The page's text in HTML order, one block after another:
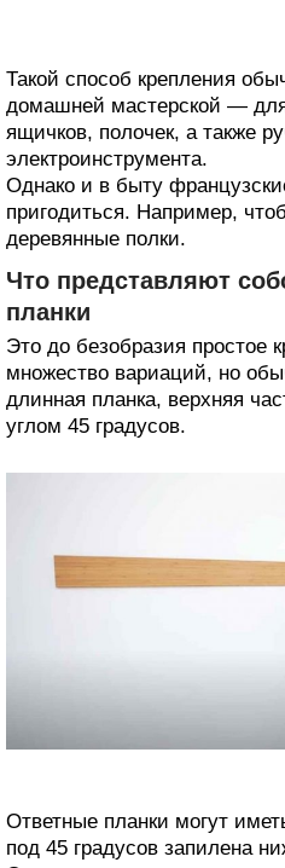
Такой способ крепления
домашней мастерской — для
ящичков, полочек, а также
электроинструмента.
Однако и в быту
пригодиться. Например,
деревянные полки.
Что представляют
планки
Это до безобразия простое
множество вариаций, но
длинная планка, верхняя
углом 45 градусов.
Ответные планки могут
под 45 градусов запилена